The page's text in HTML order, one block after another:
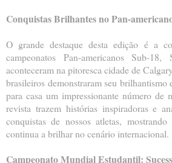
Conquistas Brilhantes no Pan-
O grande destaque desta edição é a
campeonatos Pan-americanos Sub-
aconteceram na pitoresca cidade de
brasileiros demonstraram seu brilhantismo
para casa um impressionante número de
revista trazem histórias inspiradoras e
conquistas de nossos atletas,
continua a brilhar no cenário internacional.
Campeonato Mundial Estudantil: